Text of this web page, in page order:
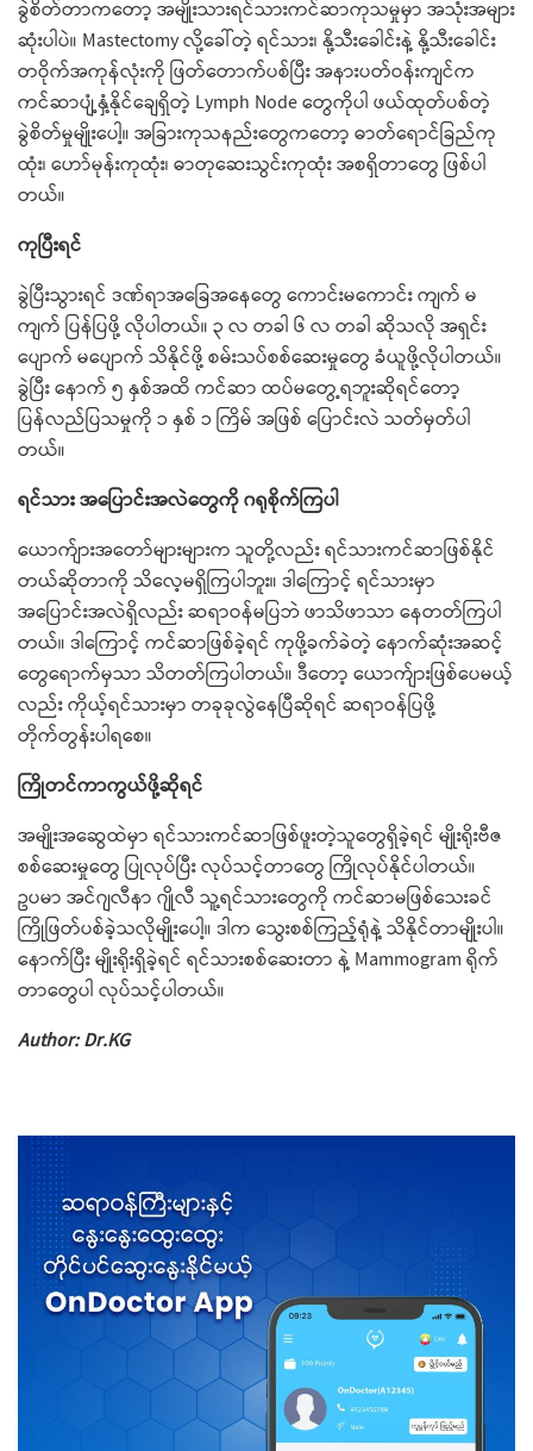
ခွဲစိတ်တာကတော့ အမျိုးသားရင်သားကင်ဆာကုသမှုမှာ အသုံးအများ
ဆုံးပါပဲ။ Mastectomy လို့ခေါ်တဲ့ ရင်သား၊ နို့သီးခေါင်းနဲ့ နို့သီးခေါင်း
တဝိုက်အကုန်လုံးကို ဖြတ်တောက်ပစ်ပြီး အနားပတ်ဝန်းကျင်က
ကင်ဆာပျံ့နှံ့နိုင်ချေရှိတဲ့ Lymph Node တွေကိုပါ ဖယ်ထုတ်ပစ်တဲ့
ခွဲစိတ်မှုမျိုးပေါ့။ အခြားကုသနည်းတွေကတော့ ဓာတ်ရောင်ခြည်ကု
ထုံး၊ ဟော်မုန်းကုထုံး၊ ဓာတုဆေးသွင်းကုထုံး အစရှိတာတွေ ဖြစ်ပါ
တယ်။
ကုပြီးရင်
ခွဲပြီးသွားရင် ဒဏ်ရာအခြေအနေတွေ ကောင်းမကောင်း ကျက် မ
ကျက် ပြန်ပြဖို့ လိုပါတယ်။ ၃ လ တခါ ၆ လ တခါ ဆိုသလို အရှင်း
ပျောက် မပျောက် သိနိုင်ဖို့ စမ်းသပ်စစ်ဆေးမှုတွေ ခံယူဖို့လိုပါတယ်။
ခွဲပြီး နောက် ၅ နှစ်အထိ ကင်ဆာ ထပ်မတွေ့ရဘူးဆိုရင်တော့
ပြန်လည်ပြသမှုကို ၁ နှစ် ၁ ကြိမ် အဖြစ် ပြောင်းလဲ သတ်မှတ်ပါ
တယ်။
ရင်သား အပြောင်းအလဲတွေကို ဂရုစိုက်ကြပါ
ယောက်ျားအတော်များများက သူတို့လည်း ရင်သားကင်ဆာဖြစ်နိုင်
တယ်ဆိုတာကို သိလေ့မရှိကြပါဘူး။ ဒါကြောင့် ရင်သားမှာ
အပြောင်းအလဲရှိလည်း ဆရာဝန်မပြဘဲ ဖာသိဖာသာ နေတတ်ကြပါ
တယ်။ ဒါကြောင့် ကင်ဆာဖြစ်ခဲ့ရင် ကုဖို့ခက်ခဲတဲ့ နောက်ဆုံးအဆင့်
တွေရောက်မှသာ သိတတ်ကြပါတယ်။ ဒီတော့ ယောက်ျားဖြစ်ပေမယ့်
လည်း ကိုယ့်ရင်သားမှာ တခုခုလွဲနေပြီဆိုရင် ဆရာဝန်ပြဖို့
တိုက်တွန်းပါရစေ။
ကြိုတင်ကာကွယ်ဖို့ဆိုရင်
အမျိုးအဆွေထဲမှာ ရင်သားကင်ဆာဖြစ်ဖူးတဲ့သူတွေရှိခဲ့ရင် မျိုးရိုးဗီဇ
စစ်ဆေးမှုတွေ ပြုလုပ်ပြီး လုပ်သင့်တာတွေ ကြိုလုပ်နိုင်ပါတယ်။
ဥပမာ အင်ဂျလီနာ ဂျိုလီ သူ့ရင်သားတွေကို ကင်ဆာမဖြစ်သေးခင်
ကြိုဖြတ်ပစ်ခဲ့သလိုမျိုးပေါ့။ ဒါက သွေးစစ်ကြည့်ရုံနဲ့ သိနိုင်တာမျိုးပါ။
နောက်ပြီး မျိုးရိုးရှိခဲ့ရင် ရင်သားစစ်ဆေးတာ နဲ့ Mammogram ရိုက်
တာတွေပါ လုပ်သင့်ပါတယ်။
Author: Dr.KG